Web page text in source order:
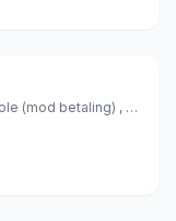
afstand til stranden ca. 450 meter (liggestole (mod betaling) , parasol (mod betaling) ), Grækenland